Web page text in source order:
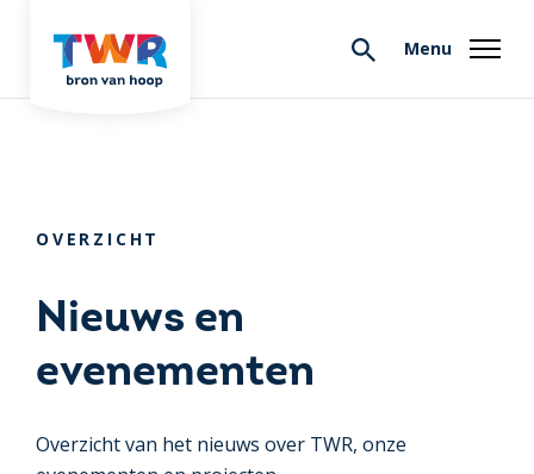
Menu
OVERZICHT
Nieuws en
evenementen
Overzicht van het nieuws over TWR, onze